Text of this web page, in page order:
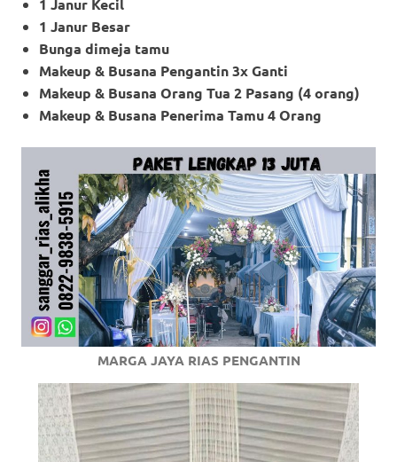
1 Janur Besar
Bunga dimeja tamu
Makeup & Busana Pengantin 3x Ganti
Makeup & Busana Orang Tua 2 Pasang (4 orang)
Makeup & Busana Penerima Tamu 4 Orang
MARGA JAYA RIAS PENGANTIN